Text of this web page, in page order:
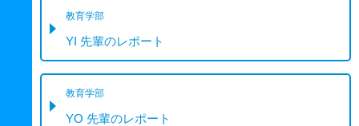
教育学部
YI 先輩のレポート
教育学部
YO 先輩のレポート